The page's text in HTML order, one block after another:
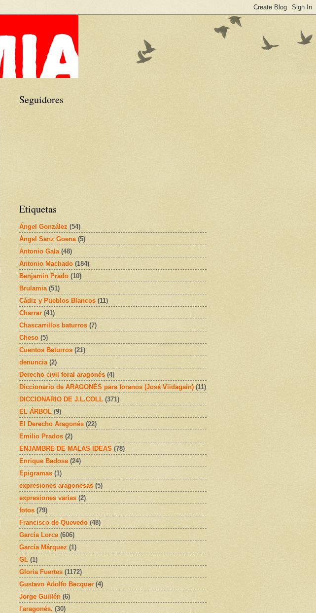
Seguidores
Etiquetas
Ángel González (54)
Ángel Sanz Goena (5)
Antonio Gala (48)
Antonio Machado (184)
Benjamín Prado (10)
Brulamia (51)
Cádiz y Pueblos Blancos (11)
Charrar (41)
Chascarrillos baturros (7)
Cheso (5)
Cuentos Baturros (21)
denuncia (2)
Derecho civil foral aragonés (4)
Diccionario de ARAGONÉS para foranos (José Viidagaín) (11)
DICCIONARIO DE J.L.COLL (371)
EL ÁRBOL (9)
El Derecho Aragonés (22)
Emilio Prados (2)
ENJAMBRE DE MALAS IDEAS (78)
Enrique Badosa (24)
Epigramas (1)
expresiones aragonesas (5)
expresiones varias (2)
fotos (79)
Francisco de Quevedo (48)
García Lorca (606)
García Márquez (1)
GL (1)
Gloria Fuertes (1172)
Gustavo Adolfo Becquer (4)
Jorge Guillén (6)
l'aragonés. (30)